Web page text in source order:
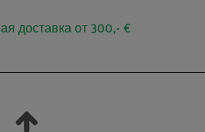
доставка от 300,- €